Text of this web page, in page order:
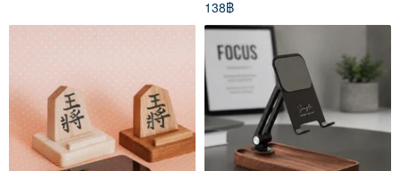
138฿